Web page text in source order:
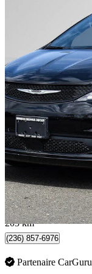
2025 Chrysler
SXT FWD
45 800 $
803 $/mois env.
Chilliwack, BC
203 km
(236) 857-6976
Partenaire